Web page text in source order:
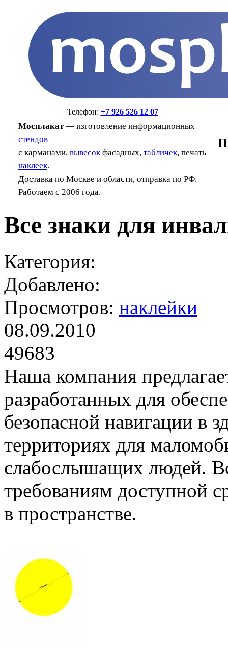
Телефон: +7 926 526 12 07
Мосплакат— изготовление информационных
стендов
с карманами, вывесокфасадных, табличек, печать
наклеек.
Доставка по Москве и области, отправка по РФ.
Работаем с 2006 года.
Все знаки для
Категория:
Добавлено:
Просмотров: наклейки
08.09.2010
49683
Наша компания
разработанных для
безопасной навигации в
территориях для
слабослышащих людей.
требованиям доступной
в пространстве.